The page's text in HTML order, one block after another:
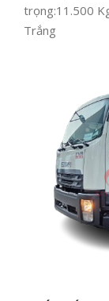
trọng:11.500
Trắng